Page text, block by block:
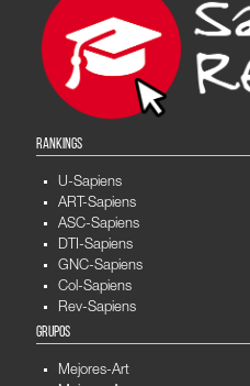
RANKINGS
U-Sapiens
ART-Sapiens
ASC-Sapiens
DTI-Sapiens
GNC-Sapiens
Col-Sapiens
Rev-Sapiens
GRUPOS
Mejores-Art